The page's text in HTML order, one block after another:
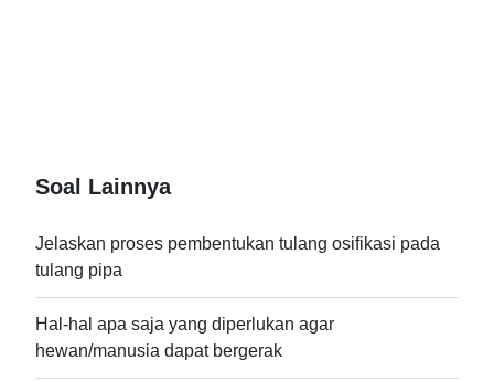
Soal Lainnya
Jelaskan proses pembentukan tulang osifikasi pada
tulang pipa
Hal-hal apa saja yang diperlukan agar
hewan/manusia dapat bergerak